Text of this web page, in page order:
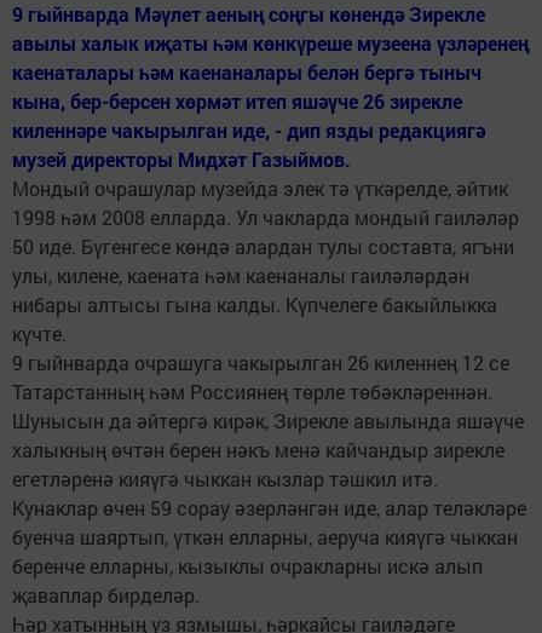
9 гыйнварда Мәүлет аеның соңгы көнендә Зирекле
авылы халык иҗаты һәм көнкүреше музеена үзләренең
каенаталары һәм каенаналары белән бергә тыныч
кына, бер-берсен хөрмәт итеп яшәүче 26 зирекле
киленнәре чакырылган иде, - дип язды редакциягә
музей директоры Мидхәт Газыймов.
Мондый очрашулар музейда элек тә үткәрелде, әйтик
1998 һәм 2008 елларда. Ул чакларда мондый гаиләләр
50 иде. Бүгенгесе көндә алардан тулы составта, ягъни
улы, килене, каената һәм каенаналы гаиләләрдән
нибары алтысы гына калды. Күпчелеге бакыйлыкка
күчте.
9 гыйнварда очрашуга чакырылган 26 киленнең 12 се
Татарстанның һәм Россиянең төрле төбәкләреннән.
Шунысын да әйтергә кирәк, Зирекле авылында яшәүче
халыкның өчтән берен нәкъ менә кайчандыр зирекле
егетләренә кияүгә чыккан кызлар тәшкил итә.
Кунаклар өчен 59 сорау әзерләнгән иде, алар теләкләре
буенча шаяртып, үткән елларны, аеруча кияүгә чыккан
беренче елларны, кызыклы очракларны искә алып
җаваплар бирделәр.
Һәр хатынның үз язмышы, һәркайсы гаиләдәге